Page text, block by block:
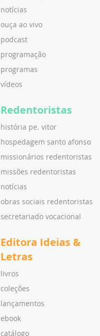
notícias
ouça ao vivo
podcast
programação
programas
vídeos
Redentoristas
história pe. vitor
hospedagem santo afonso
missionários redentoristas
missões redentoristas
notícias
obras sociais redentoristas
secretariado vocacional
Editora Ideias &
Letras
livros
coleções
lançamentos
ebook
catálogo